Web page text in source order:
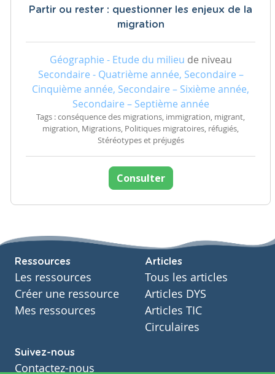
Partir ou rester : questionner les enjeux de la
migration
Géographie - Etude du milieu de niveau
Secondaire - Quatrième année, Secondaire –
Cinquième année, Secondaire – Sixième année,
Secondaire – Septième année
Tags : conséquence des migrations, immigration, migrant,
migration, Migrations, Politiques migratoires, réfugiés,
Stéréotypes et préjugés
Consulter
Ressources
Les ressources
Créer une ressource
Mes ressources
Articles
Tous les articles
Articles DYS
Articles TIC
Circulaires
Suivez-nous
Contactez-nous